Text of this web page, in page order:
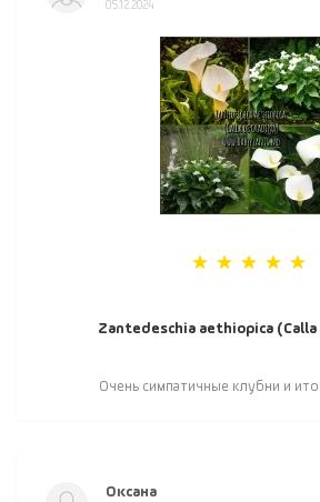
05.12.2024
Zantedeschia aethiopica
Очень симпатичные клубни и
Оксана